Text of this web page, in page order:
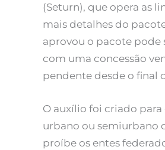
(Seturn), que opera as
mais detalhes do
aprovou o pacote pode
com uma concessão
pendente desde o final
O auxílio foi criado
urbano ou semiurbano
proíbe os entes